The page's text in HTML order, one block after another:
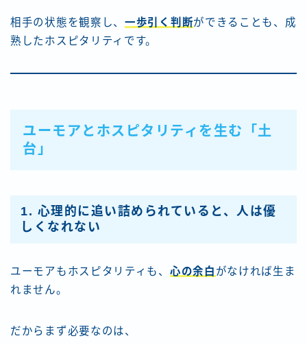
相手の状態を観察し、 一歩引く判断ができることも、成
熟したホスピタリティです。
ユーモアとホスピタリティを生む「土
台」
1. 心理的に追い詰められていると、人は優
しくなれない
ユーモアもホスピタリティも、 心の余白 がなければ生ま
れません。
だからまず必要なのは、